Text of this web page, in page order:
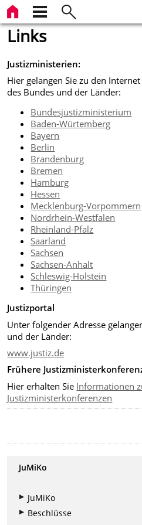
Links
Justizministerien:
Hier gelangen Sie zu den
des Bundes und der Länder:
Bundesjustizministerium
Baden-Würtemberg
Bayern
Berlin
Brandenburg
Bremen
Hamburg
Hessen
Mecklenburg-Vorpommern
Nordrhein-Westfalen
Rheinland-Pfalz
Saarland
Sachsen
Sachsen-Anhalt
Schleswig-Holstein
Thüringen
Justizportal
Unter folgender Adresse
und der Länder:
www.justiz.de
Frühere
Hier erhalten Sie Informationen
Justizministerkonferenzen
JuMiKo
JuMiKo
Beschlüsse